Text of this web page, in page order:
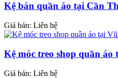
Kệ bán quần áo tại Cần
Giá bán: Liên hệ
Kệ móc treo shop quần áo
Giá bán: Liên hệ